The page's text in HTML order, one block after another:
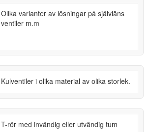
Olika varianter av lösningar på självläns
ventiler m.m
Kulventiler i olika material av olika storlek.
T-rör med invändig eller utvändig tum